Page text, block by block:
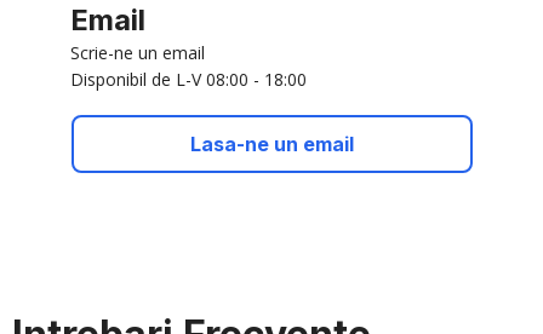
Email
Scrie-ne un email
Disponibil de L-V 08:00 - 18:00
Lasa-ne un email